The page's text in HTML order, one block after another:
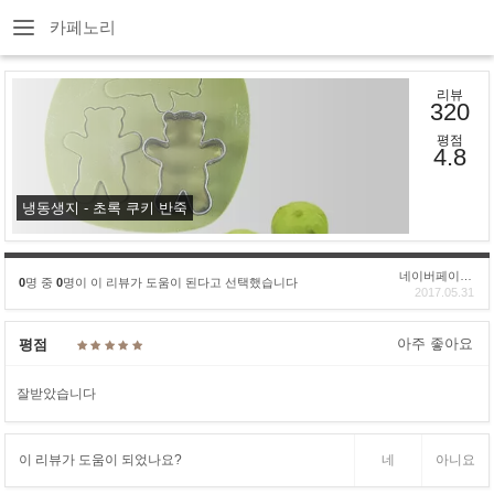
카페노리
냉동생지 - 초록 쿠키 반죽
리뷰
320
평점
4.8
0명 중 0명이 이 리뷰가 도움이 된다고 선택했습니다
2017.05.31
평점 아주 좋아요
잘받았습니다
이 리뷰가 도움이 되었나요? 네 아니요